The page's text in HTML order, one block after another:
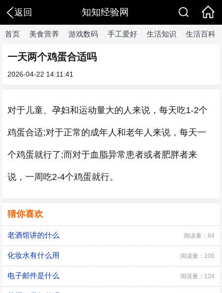
返回 知知经验网
首页 美食营养 游戏数码 手工爱好 生活知识 生活百科
一天两个鸡蛋合适吗
2026-04-22 14:11:41
对于儿童、孕妇和运动量大的人来说，每天吃1-2个
鸡蛋合适;对于正常的成年人和老年人来说，每天一
个鸡蛋就行了;而对于血脂异常患者或者肥胖者来
说，一周吃2-4个鸡蛋就行。
猜你喜欢
老酒馆讲的什么 阅读量：84
化妆水有什么用 阅读量：100
电子邮件是什么 阅读量：124